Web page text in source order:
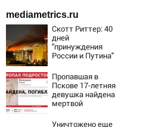
mediametrics.ru
Скотт Риттер: 40
дней
"принуждения
России и Путина"
крах режима
Зеленского
Пропавшая в
Пскове 17-летняя
девушка найдена
мертвой
Уничтожено еще